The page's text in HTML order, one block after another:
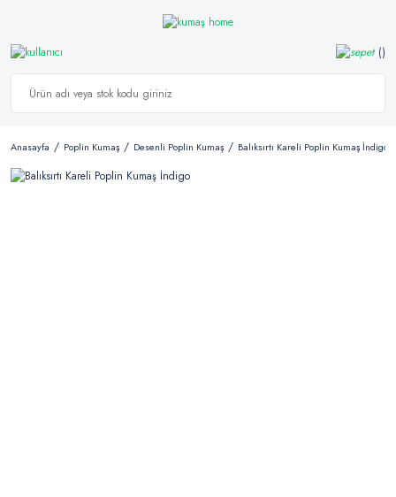
Anasayfa Poplin Kumaş Desenli Poplin Kumaş Balıksırtı Kareli Poplin Kumaş İndigo